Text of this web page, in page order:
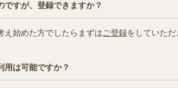
ですが、登録できますか？
え始めた方でしたらまずはご登録をしていた
用は可能ですか？